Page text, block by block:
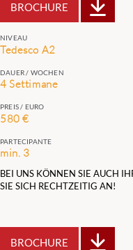
BROCHURE
NIVEAU
Tedesco A2
DAUER / WOCHEN
4 Settimane
PREIS / EURO
580 €
PARTECIPANTE
min. 3
BEI UNS KÖNNEN SIE AUCH
SIE SICH RECHTZEITIG AN!
BROCHURE